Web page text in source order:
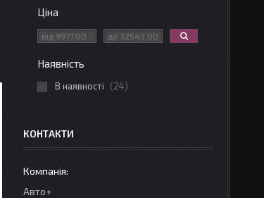
Ціна
Наявність
В наявності 24
КОНТАКТИ
Авто+